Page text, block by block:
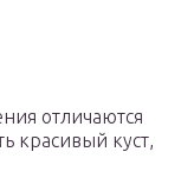
отличаются
красивый куст,